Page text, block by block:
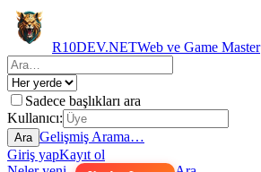
R10DEV.NETWeb ve Game Master
Sadece başlıkları ara
Kullanıcı:
Ara Gelişmiş Arama…
Giriş yapKayıt ol